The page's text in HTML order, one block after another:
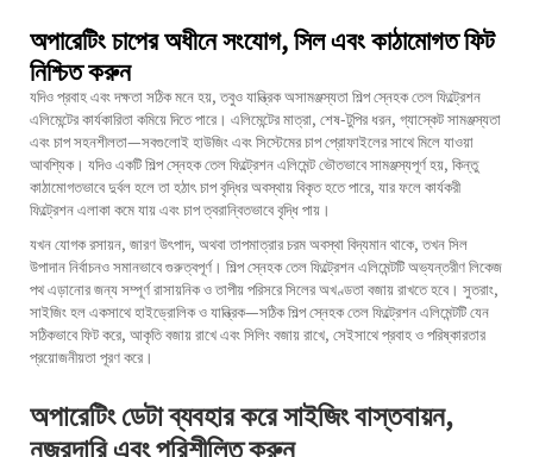
অপারেটিং চাপের অধীনে সংযোগ, সিল এবং কাঠামোগত ফিট
নিশ্চিত করুন
যদিও প্রবাহ এবং দক্ষতা সঠিক মনে হয়, তবুও যান্ত্রিক অসামঞ্জস্যতা শিল্প স্নেহক তেল ফিল্ট্রেশন
এলিমেন্টের কার্যকারিতা কমিয়ে দিতে পারে। এলিমেন্টের মাত্রা, শেষ-টুপির ধরন, গ্যাস্কেট সামঞ্জস্যতা
এবং চাপ সহনশীলতা—সবগুলোই হাউজিং এবং সিস্টেমের চাপ প্রোফাইলের সাথে মিলে যাওয়া
আবশ্যিক। যদিও একটি শিল্প স্নেহক তেল ফিল্ট্রেশন এলিমেন্ট ভৌতভাবে সামঞ্জস্যপূর্ণ হয়, কিন্তু
কাঠামোগতভাবে দুর্বল হলে তা হঠাৎ চাপ বৃদ্ধির অবস্থায় বিকৃত হতে পারে, যার ফলে কার্যকরী
ফিল্ট্রেশন এলাকা কমে যায় এবং চাপ ত্বরান্বিতভাবে বৃদ্ধি পায়।
যখন যোগক রসায়ন, জারণ উৎপাদ, অথবা তাপমাত্রার চরম অবস্থা বিদ্যমান থাকে, তখন সিল
উপাদান নির্বাচনও সমানভাবে গুরুত্বপূর্ণ। শিল্প স্নেহক তেল ফিল্ট্রেশন এলিমেন্টটি অভ্যন্তরীণ লিকেজ
পথ এড়ানোর জন্য সম্পূর্ণ রাসায়নিক ও তাপীয় পরিসরে সিলের অখণ্ডতা বজায় রাখতে হবে। সুতরাং,
সাইজিং হল একসাথে হাইড্রোলিক ও যান্ত্রিক—সঠিক শিল্প স্নেহক তেল ফিল্ট্রেশন এলিমেন্টটি যেন
সঠিকভাবে ফিট করে, আকৃতি বজায় রাখে এবং সিলিং বজায় রাখে, সেইসাথে প্রবাহ ও পরিষ্কারতার
প্রয়োজনীয়তা পূরণ করে।
অপারেটিং ডেটা ব্যবহার করে সাইজিং বাস্তবায়ন,
নজরদারি এবং পরিশীলিত করুন